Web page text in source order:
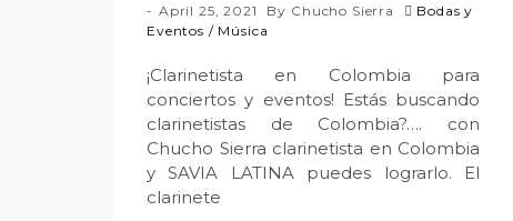
April 25, 2021 By Chucho Sierra
Bodas y
Eventos / Música
¡Clarinetista en Colombia para
conciertos y eventos! Estás buscando
clarinetistas de Colombia?…. con
Chucho Sierra clarinetista en Colombia
y SAVIA LATINA puedes lograrlo. El
clarinete